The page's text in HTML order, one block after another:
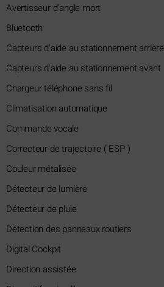
Avertisseur d'angle mort
Bluetooth
Capteurs d'aide au stationnement arrière
Capteurs d'aide au stationnement avant
Chargeur téléphone sans fil
Climatisation automatique
Commande vocale
Correcteur de trajectoire ( ESP )
Couleur métalisée
Détecteur de lumière
Détecteur de pluie
Détection des panneaux routiers
Digital Cockpit
Direction assistée